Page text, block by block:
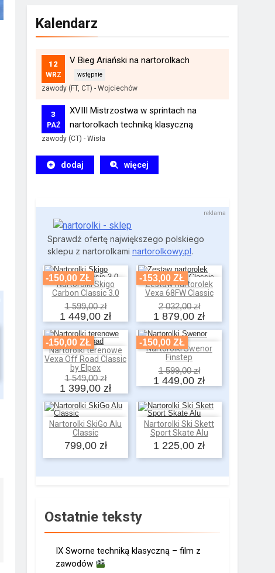
Kalendarz
12
WRZ
V Bieg Ariański na nartorolkach
zawody (FT, CT) - Wojciechów
3
PAŹ
XVIII Mistrzostwa w sprintach na
nartorolkach techniką klasyczną
zawody (CT) - Wisła
dodaj więcej
Sprawdź ofertę największego polskiego
sklepu z nartorolkami nartorolkowy.pl .
-150,00 ZŁ
Nartorolki Skigo
Carbon Classic 3.0
1 599,00 zł
1 449,00 zł
Dodaj do koszyka
-153,00 ZŁ
Zestaw nartorolek
Vexa 68FW Classic
2 032,00 zł
1 879,00 zł
Dodaj do koszyka
-150,00 ZŁ
Nartorolki terenowe
Vexa Off Road Classic
by Elpex
1 549,00 zł
1 399,00 zł
Dodaj do koszyka
-150,00 ZŁ
Nartorolki Swenor
Finstep
1 599,00 zł
1 449,00 zł
Dodaj do koszyka
Nartorolki SkiGo Alu
Classic
799,00 zł
Dodaj do koszyka
Nartorolki Ski Skett
Sport Skate Alu
1 225,00 zł
Dodaj do koszyka
Ostatnie teksty
IX Sworne techniką klasyczną – film z
zawodów